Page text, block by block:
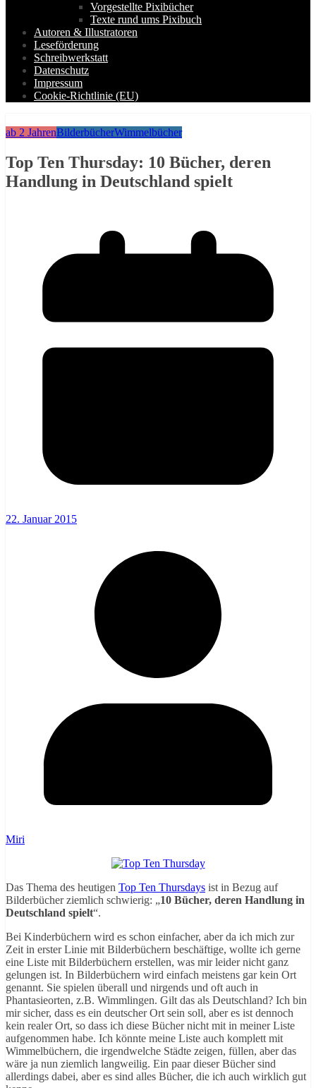
Vorgestellte Pixibücher
Texte rund ums Pixibuch
Autoren & Illustratoren
Leseförderung
Schreibwerkstatt
Datenschutz
Impressum
Cookie-Richtlinie (EU)
ab 2 JahrenBilderbücherWimmelbücher
Top Ten Thursday: 10 Bücher, deren
Handlung in Deutschland spielt
22. Januar 2015
Miri
Das Thema des heutigen Top Ten Thursdays ist in Bezug auf
Bilderbücher ziemlich schwierig: „10 Bücher, deren Handlung in
Deutschland spielt“.
Bei Kinderbüchern wird es schon einfacher, aber da ich mich zur
Zeit in erster Linie mit Bilderbüchern beschäftige, wollte ich gerne
eine Liste mit Bilderbüchern erstellen, was mir leider nicht ganz
gelungen ist. In Bilderbüchern wird einfach meistens gar kein Ort
genannt. Sie spielen überall und nirgends und oft auch in
Phantasieorten, z.B. Wimmlingen. Gilt das als Deutschland? Ich bin
mir sicher, dass es ein deutscher Ort sein soll, aber es ist dennoch
kein realer Ort, so dass ich diese Bücher nicht mit in meiner Liste
aufgenommen habe. Ich könnte meine Liste auch komplett mit
Wimmelbüchern, die irgendwelche Städte zeigen, füllen, aber das
wäre ja nun ziemlich langweilig. Ein paar dieser Bücher sind
allerdings dabei, aber es sind alles Bücher, die ich auch wirklich gut